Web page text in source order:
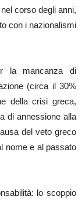
corso degli anni,
con i nazionalismi
la mancanza di
(circa il 30%
della crisi greca,
di annessione alla
del veto greco
nome e al passato
lo scoppio